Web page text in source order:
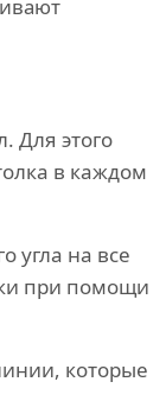
Для этого
в каждом
угла на все
при помощи
которые